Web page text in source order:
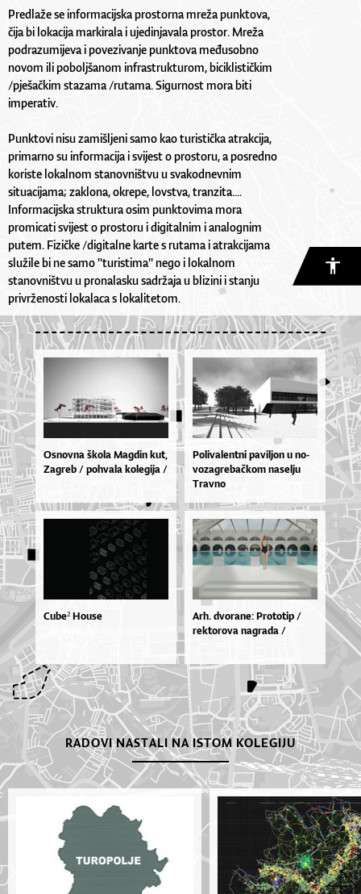
Predlaže se informacijska prostorna mreža punktova,
čija bi lokacija markirala i ujedinjavala prostor. Mreža
podrazumijeva i povezivanje punktova međusobno
novom ili poboljšanom infrastrukturom, biciklističkim
/pješačkim stazama /rutama. Sigurnost mora biti
imperativ.
Punktovi nisu zamišljeni samo kao turistička atrakcija,
primarno su informacija i svijest o prostoru, a posredno
koriste lokalnom stanovništvu u svakodnevnim
situacijama; zaklona, okrepe, lovstva, tranzita....
Informacijska struktura osim punktovima mora
promicati svijest o prostoru i digitalnim i analognim
putem. Fizičke /digitalne karte s rutama i atrakcijama
služile bi ne samo ''turistima'' nego i lokalnom
stanovništvu u pronalasku sadržaja u blizini i stanju
privrženosti lokalaca s lokalitetom.
Os­nov­na ško­la Mag­din kut,
Za­greb / po­hva­la ko­le­gi­ja /
Po­li­va­len­tni pa­vil­jon u no­
vo­za­gre­ba­čkom na­sel­ju
Trav­no
Cube² House
Ar­h. dvo­ra­ne: Pro­to­tip /
rek­to­ro­va na­gra­da /
RADOVI NASTALI NA ISTOM KOLEGIJU